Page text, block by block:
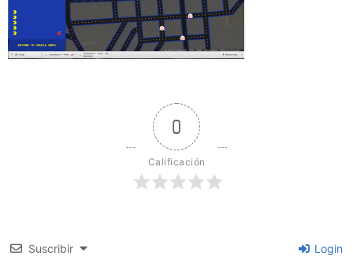
0
Calificación
Suscribir Login